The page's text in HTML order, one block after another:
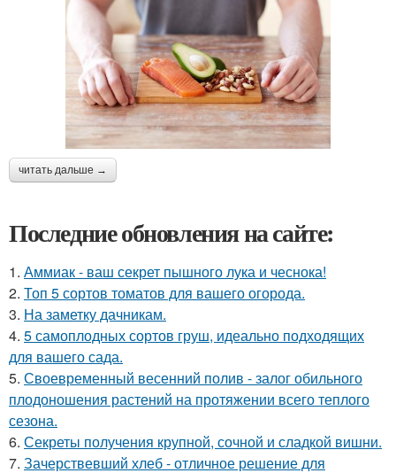
читать дальше →
Последние обновления на сайте:
1. Аммиак - ваш секрет пышного лука и чеснока!
2. Топ 5 сортов томатов для вашего огорода.
3. На заметку дачникам.
4. 5 самоплодных сортов груш, идеально подходящих
для вашего сада.
5. Своевременный весенний полив - залог обильного
плодоношения растений на протяжении всего теплого
сезона.
6. Секреты получения крупной, сочной и сладкой вишни.
7. Зачерствевший хлеб - отличное решение для